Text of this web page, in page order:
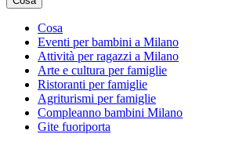
Cosa
Eventi per bambini a Milano
Attività per ragazzi a Milano
Arte e cultura per famiglie
Ristoranti per famiglie
Agriturismi per famiglie
Compleanno bambini Milano
Gite fuoriporta